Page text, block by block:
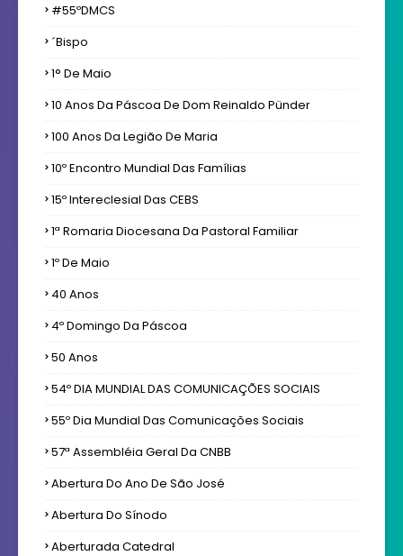
#55ºDMCS
´bispo
1° De Maio
10 Anos Da Páscoa De Dom Reinaldo Pünder
100 Anos Da Legião De Maria
10º Encontro Mundial Das Famílias
15º Intereclesial Das CEBS
1ª Romaria Diocesana Da Pastoral Familiar
1º De Maio
40 Anos
4º Domingo Da Páscoa
50 Anos
54º DIA MUNDIAL DAS COMUNICAÇÕES SOCIAIS
55º Dia Mundial Das Comunicações Sociais
57ª Assembléia Geral Da CNBB
Abertura Do Ano De São José
Abertura Do Sínodo
Aberturada Catedral